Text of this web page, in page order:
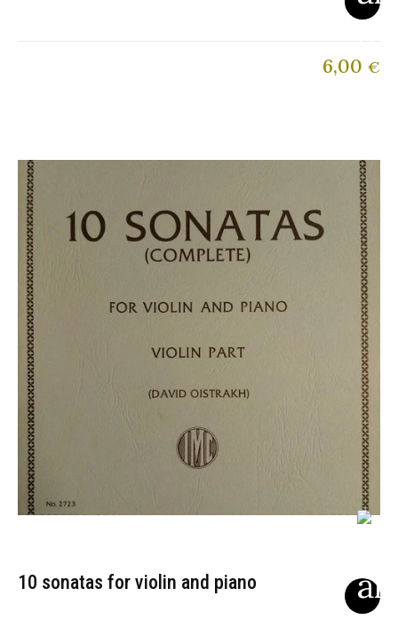
6,00 €
10 sonatas for violin and piano